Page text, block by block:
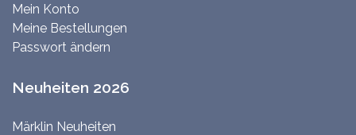
Mein Konto
Meine Bestellungen
Passwort ändern
Neuheiten 2026
Märklin Neuheiten